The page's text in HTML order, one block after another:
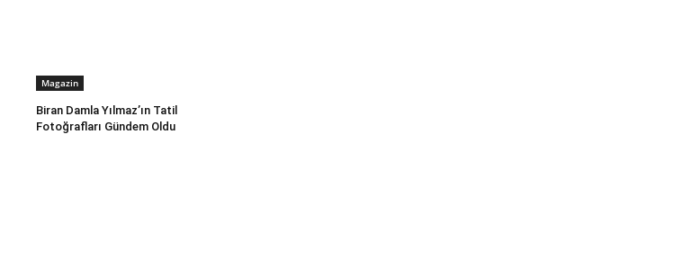
Magazin
Biran Damla Yılmaz’ın Tatil
Fotoğrafları Gündem Oldu